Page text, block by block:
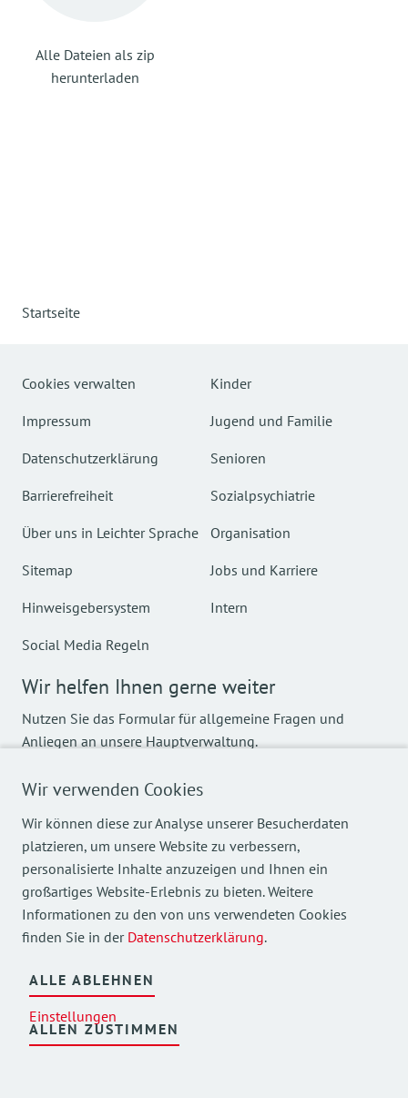
Wir verwenden Cookies
Wir können diese zur Analyse unserer Besucherdaten
platzieren, um unsere Website zu verbessern,
personalisierte Inhalte anzuzeigen und Ihnen ein
großartiges Website-Erlebnis zu bieten. Weitere
Informationen zu den von uns verwendeten Cookies
finden Sie in der Datenschutzerklärung.
ALLE ABLEHNEN
Einstellungen
ALLEN ZUSTIMMEN
Alle Dateien als zip
herunterladen
Startseite
Cookies verwalten
Impressum
Datenschutzerklärung
Barrierefreiheit
Über uns in Leichter Sprache
Sitemap
Hinweisgebersystem
Social Media Regeln
Kinder
Jugend und Familie
Senioren
Sozialpsychiatrie
Organisation
Jobs und Karriere
Intern
Wir helfen Ihnen gerne weiter
Nutzen Sie das Formular für allgemeine Fragen und
Anliegen an unsere Hauptverwaltung.
bitten wir Sie über die Kontakt-E-Mail-Adressen des
Name*
Telefonnummer